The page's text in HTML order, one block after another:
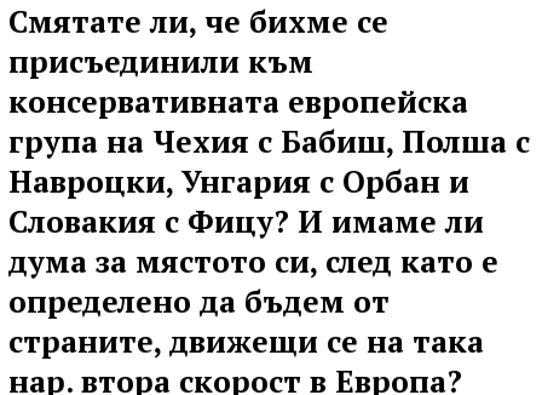
Смятате ли, че бихме се
присъединили към
консервативната европейска
група на Чехия с Бабиш, Полша с
Навроцки, Унгария с Орбан и
Словакия с Фицу? И имаме ли
дума за мястото си, след като е
определено да бъдем от
страните, движещи се на така
нар. втора скорост в Европа?